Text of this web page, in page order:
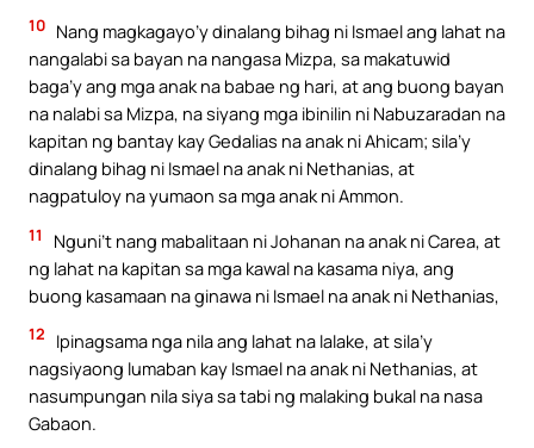
10 Nang magkagayo’y dinalang bihag ni Ismael ang lahat na
nangalabi sa bayan na nangasa Mizpa, sa makatuwid
baga’y ang mga anak na babae ng hari, at ang buong bayan
na nalabi sa Mizpa, na siyang mga ibinilin ni Nabuzaradan na
kapitan ng bantay kay Gedalias na anak ni Ahicam; sila’y
dinalang bihag ni Ismael na anak ni Nethanias, at
nagpatuloy na yumaon sa mga anak ni Ammon.
11
Nguni’t nang mabalitaan ni Johanan na anak ni Carea, at
ng lahat na kapitan sa mga kawal na kasama niya, ang
buong kasamaan na ginawa ni Ismael na anak ni Nethanias,
12
Ipinagsama nga nila ang lahat na lalake, at sila’y
nagsiyaong lumaban kay Ismael na anak ni Nethanias, at
nasumpungan nila siya sa tabi ng malaking bukal na nasa
Gabaon.